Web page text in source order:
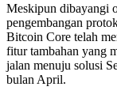
Meskipun dibayangi
pengembangan
Bitcoin Core telah
fitur tambahan yang
jalan menuju solusi
bulan April.